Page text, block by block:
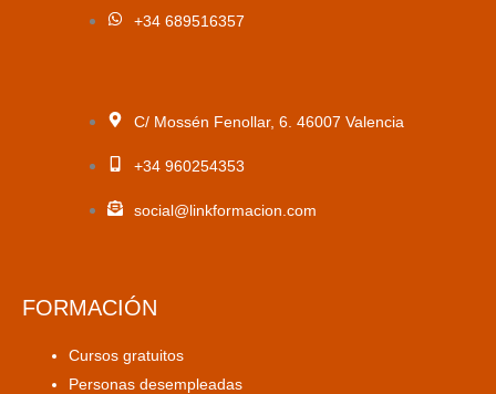
+34 689516357
C/ Mossén Fenollar, 6. 46007 Valencia
+34 960254353
social@linkformacion.com
FORMACIÓN
Cursos gratuitos
Personas desempleadas